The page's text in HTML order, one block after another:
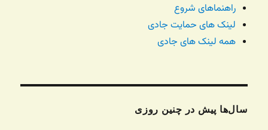
راهنماهای شروع
لینک های حمایت جادی
همه لینک های جادی
سال‌ها پیش در چنین روزی